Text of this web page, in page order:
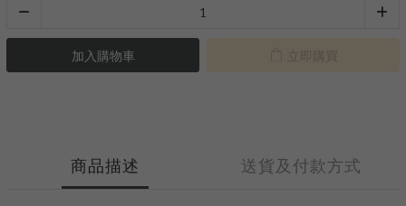
加入購物車 立即購買
商品描述 送貨及付款方式